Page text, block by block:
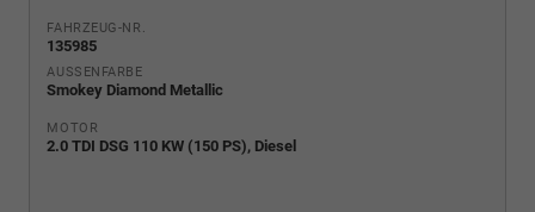
FAHRZEUG-NR.
135985
AUSSENFARBE
Smokey Diamond Metallic
MOTOR
2.0 TDI DSG 110 KW (150 PS), Diesel